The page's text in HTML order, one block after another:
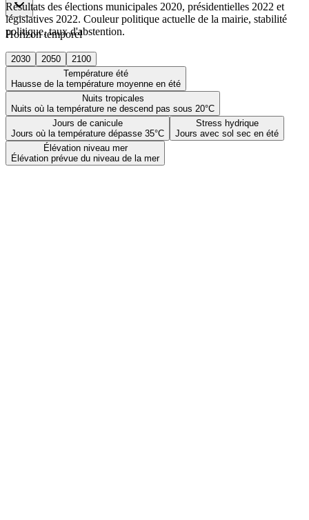
Horizon temporel
2030 2050
2100
Température été
Hausse de la température moyenne en été
Nuits tropicales
Nuits où la température ne descend pas sous 20°C
Jours de canicule
Jours où la température dépasse 35°C
Stress hydrique
Jours avec sol sec en été
Élévation niveau mer
Élévation prévue du niveau de la mer
Résultats des élections municipales 2020, présidentielles 2022 et
législatives 2022. Couleur politique actuelle de la mairie, stabilité
politique, taux d'abstention.